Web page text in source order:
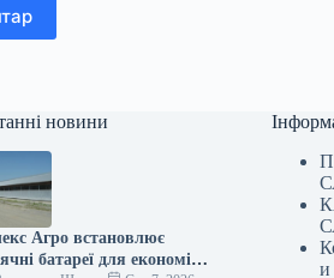
новини
Агро встановлює
батареї для економії
и